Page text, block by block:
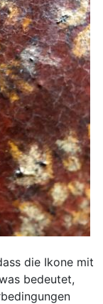
die Ikone mit
bedeutet,